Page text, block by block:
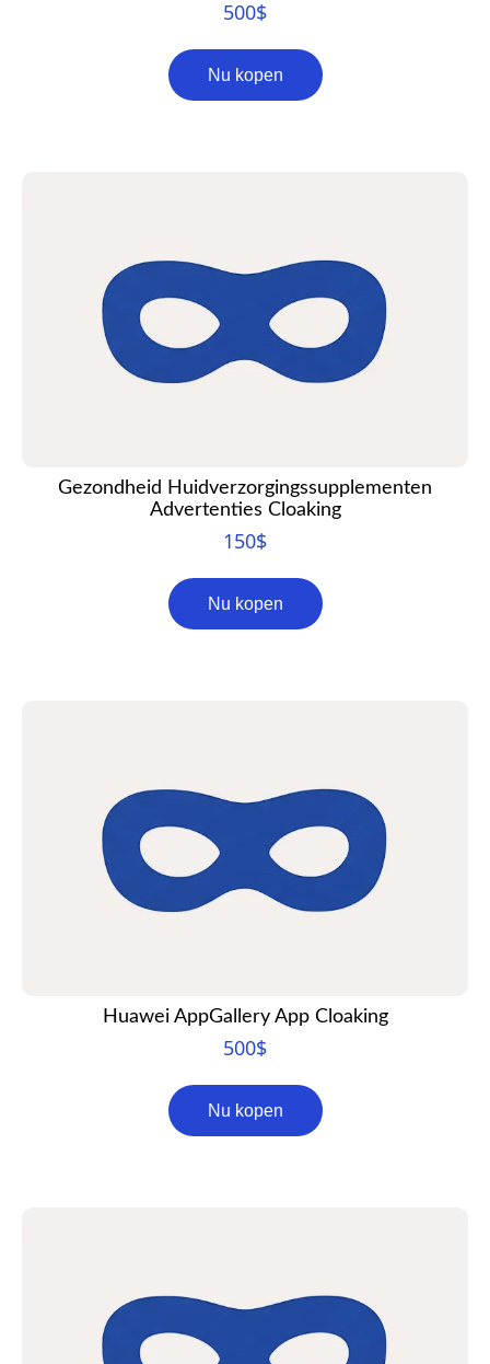
500$
Nu kopen
Gezondheid Huidverzorgingssupplementen
Advertenties Cloaking
150$
Nu kopen
Huawei AppGallery App Cloaking
500$
Nu kopen